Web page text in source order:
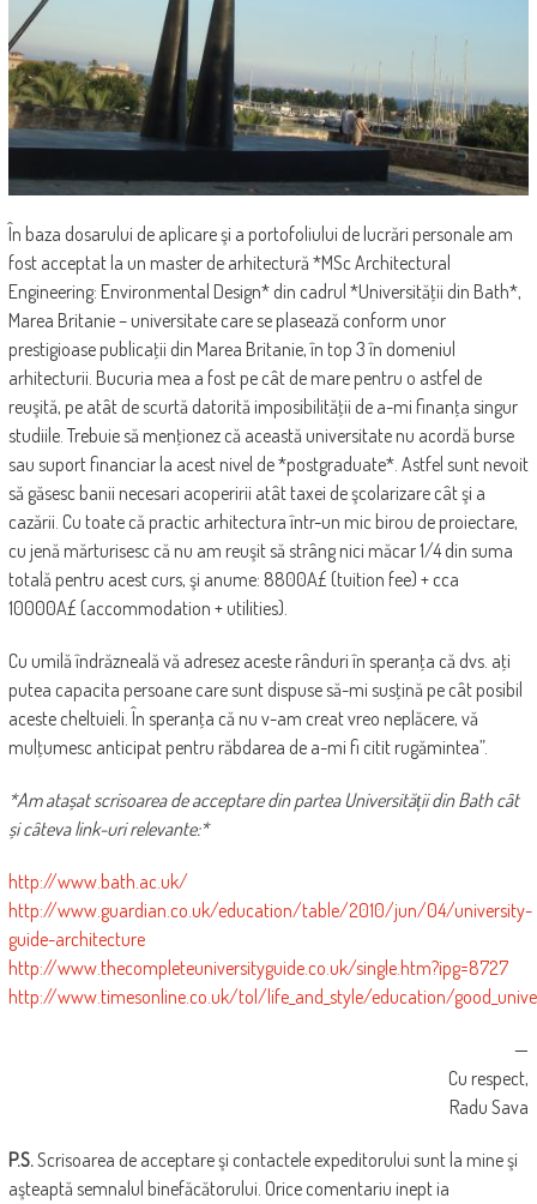
În baza dosarului de aplicare şi a portofoliului de lucrări personale am
fost acceptat la un master de arhitectură *MSc Architectural
Engineering: Environmental Design* din cadrul *Universităţii din Bath*,
Marea Britanie – universitate care se plasează conform unor
prestigioase publicaţii din Marea Britanie, în top 3 în domeniul
arhitecturii. Bucuria mea a fost pe cât de mare pentru o astfel de
reuşită, pe atât de scurtă datorită imposibilităţii de a-mi finanţa singur
studiile. Trebuie să menţionez că această universitate nu acordă burse
sau suport financiar la acest nivel de *postgraduate*. Astfel sunt nevoit
să găsesc banii necesari acoperirii atât taxei de şcolarizare cât şi a
cazării. Cu toate că practic arhitectura într-un mic birou de proiectare,
cu jenă mărturisesc că nu am reuşit să strâng nici măcar 1/4 din suma
totală pentru acest curs, şi anume: 8800A£ (tuition fee) + cca
10000A£ (accommodation + utilities).
Cu umilă îndrăzneală vă adresez aceste rânduri în speranţa că dvs. aţi
putea capacita persoane care sunt dispuse să-mi susţină pe cât posibil
aceste cheltuieli. În speranţa că nu v-am creat vreo neplăcere, vă
mulţumesc anticipat pentru răbdarea de a-mi fi citit rugămintea”.
*Am atașat scrisoarea de acceptare din partea Universității din Bath cât
și câteva link-uri relevante:*
http://www.bath.ac.uk/
http://www.guardian.co.uk/education/table/2010/jun/04/university-
guide-architecture
http://www.thecompleteuniversityguide.co.uk/single.htm?ipg=8727
http://www.timesonline.co.uk/tol/life_and_style/education/
—
Cu respect,
Radu Sava
P.S.Scrisoarea de acceptare şi contactele expeditorului sunt la mine şi
aşteaptă semnalul binefăcătorului. Orice comentariu inept ia